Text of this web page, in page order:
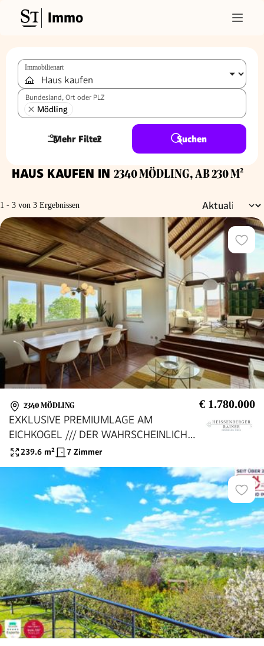
Immo
Immobilienart
Bundesland, Ort oder PLZ
Mödling
Mehr Filter
2 Suchen
HAUS KAUFEN IN 2340 MÖDLING, AB 230 M²
1 - 3 von 3 Ergebnissen
2340 MÖDLING € 1.780.000
EXKLUSIVE PREMIUMLAGE AM
EICHKOGEL /// DER WAHRSCHEINLICH
SCHÖNSTE BLICK IM SÜDEN VON WIEN
239.6 m² 7 Zimmer